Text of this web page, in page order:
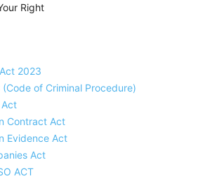
Right
2023
(Code of Criminal Procedure)
Act
Contract Act
Evidence Act
Act
ACT